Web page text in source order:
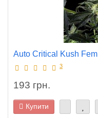
Auto Critical Kush Fem
3
193 грн.
Купити